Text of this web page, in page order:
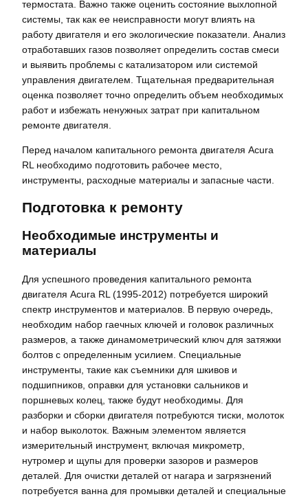
термостата. Важно также оценить состояние выхлопной
системы, так как ее неисправности могут влиять на
работу двигателя и его экологические показатели. Анализ
отработавших газов позволяет определить состав смеси
и выявить проблемы с катализатором или системой
управления двигателем. Тщательная предварительная
оценка позволяет точно определить объем необходимых
работ и избежать ненужных затрат при капитальном
ремонте двигателя.
Перед началом капитального ремонта двигателя Acura
RL необходимо подготовить рабочее место,
инструменты, расходные материалы и запасные части.
Подготовка к ремонту
Необходимые инструменты и
материалы
Для успешного проведения капитального ремонта
двигателя Acura RL (1995-2012) потребуется широкий
спектр инструментов и материалов. В первую очередь,
необходим набор гаечных ключей и головок различных
размеров, а также динамометрический ключ для затяжки
болтов с определенным усилием. Специальные
инструменты, такие как съемники для шкивов и
подшипников, оправки для установки сальников и
поршневых колец, также будут необходимы. Для
разборки и сборки двигателя потребуются тиски, молоток
и набор выколоток. Важным элементом является
измерительный инструмент, включая микрометр,
нутромер и щупы для проверки зазоров и размеров
деталей. Для очистки деталей от нагара и загрязнений
потребуется ванна для промывки деталей и специальные